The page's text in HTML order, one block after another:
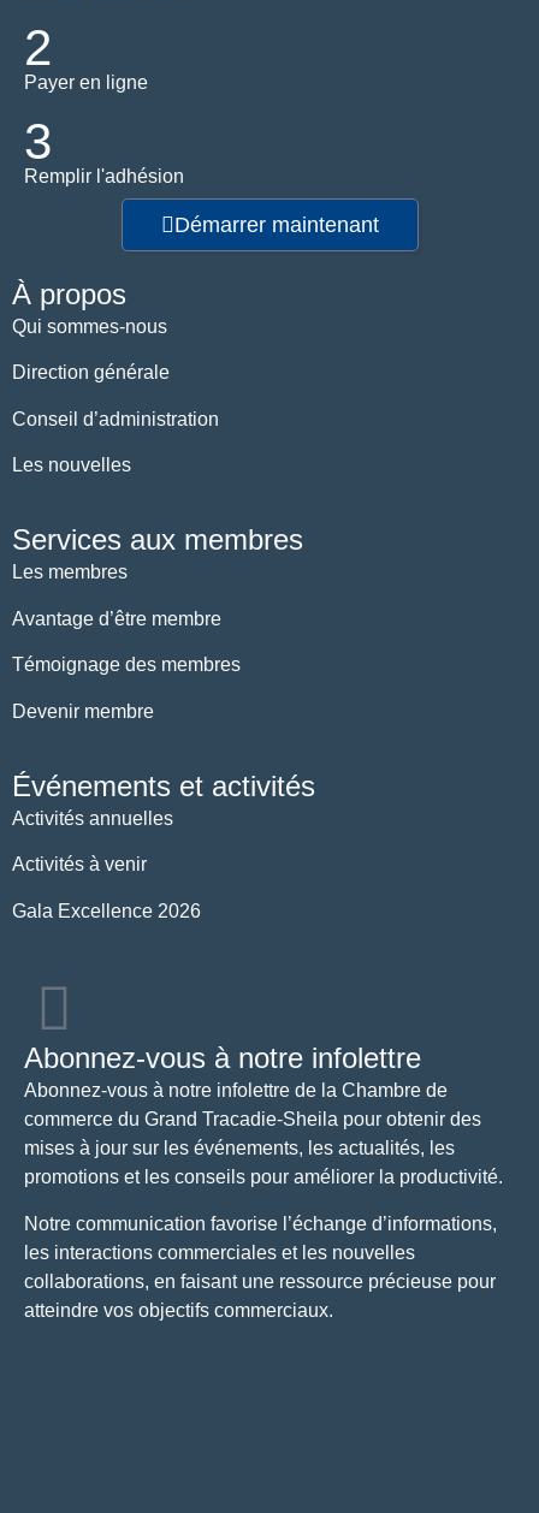
2
Payer en ligne
3
Remplir l'adhésion
Démarrer maintenant
À propos
Qui sommes-nous
Direction générale
Conseil d’administration
Les nouvelles
Services aux membres
Les membres
Avantage d’être membre
Témoignage des membres
Devenir membre
Événements et activités
Activités annuelles
Activités à venir
Gala Excellence 2026
Abonnez-vous à notre infolettre
Abonnez-vous à notre infolettre de la Chambre de
commerce du Grand Tracadie-Sheila pour obtenir des
mises à jour sur les événements, les actualités, les
promotions et les conseils pour améliorer la productivité.
Notre communication favorise l’échange d’informations,
les interactions commerciales et les nouvelles
collaborations, en faisant une ressource précieuse pour
atteindre vos objectifs commerciaux.